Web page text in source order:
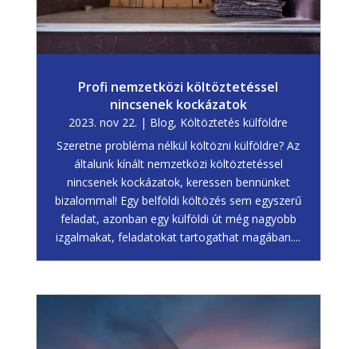
Profi nemzetközi költöztetéssel
nincsenek kockázatok
2023. nov 22. | Blog, Költöztetés külföldre
Szeretne probléma nélkül költözni külföldre? Az
általunk kínált nemzetközi költöztetéssel
nincsenek kockázatok, keressen bennünket
bizalommal! Egy belföldi költözés sem egyszerű
feladat, azonban egy külföldi út még nagyobb
izgalmakat, feladatokat tartogathat magában....